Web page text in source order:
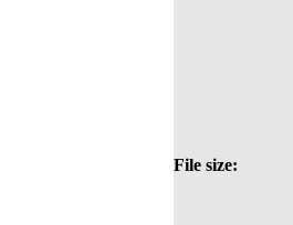
File size: